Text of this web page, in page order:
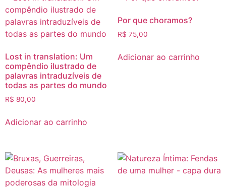
Lost in translation: Um
compêndio ilustrado de
palavras intraduzíveis de
todas as partes do mundo
R$ 80,00
Adicionar ao carrinho
Por que choramos?
R$ 75,00
Adicionar ao carrinho